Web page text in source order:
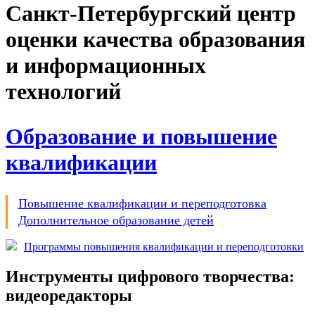
Санкт-Петербургский центр
оценки качества образования
и информационных
технологий
Образование и повышение
квалификации
Повышение квалификации и переподготовка
Дополнительное образование детей
Программы повышения квалификации и переподготовки
Инструменты цифрового творчества:
видеоредакторы